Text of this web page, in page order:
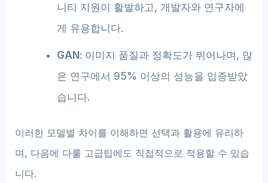
니티 지원이 활발하고, 개발자와 연구자에
게 유용합니다.
GAN: 이미지 품질과 정확도가 뛰어나며, 많
은 연구에서 95% 이상의 성능을 입증받았
습니다.
이러한 모델별 차이를 이해하면 선택과 활용에 유리하
며, 다음에 다룰 고급팁에도 직접적으로 적용할 수 있습
니다.